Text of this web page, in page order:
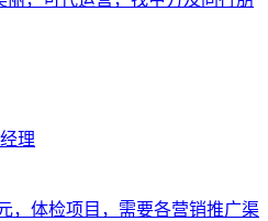
理
，体检项目，需要各营销推广渠